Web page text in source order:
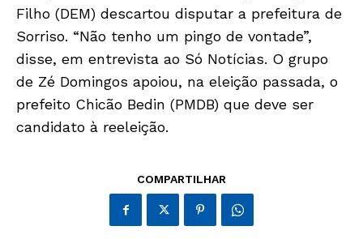
Filho (DEM) descartou disputar a prefeitura de
Sorriso. “Não tenho um pingo de vontade”,
disse, em entrevista ao Só Notícias. O grupo
de Zé Domingos apoiou, na eleição passada, o
prefeito Chicão Bedin (PMDB) que deve ser
candidato à reeleição.
COMPARTILHAR